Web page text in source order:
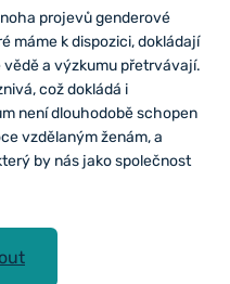
projevů genderové
máme k dispozici, dokládají
a výzkumu přetrvávají.
což dokládá i
není dlouhodobě schopen
vzdělaným ženám, a
by nás jako společnost